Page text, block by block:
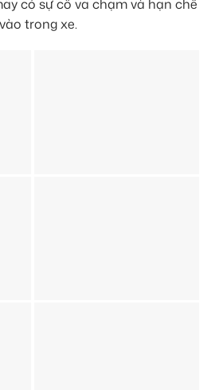
có sự cố va chạm và hạn chế
trong xe.